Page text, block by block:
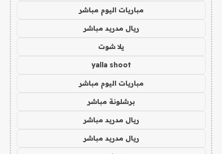
مباريات اليوم مباشر
ريال مدريد مباشر
يلا شوت
yalla shoot
مباريات اليوم مباشر
برشلونة مباشر
ريال مدريد مباشر
ريال مدريد مباشر